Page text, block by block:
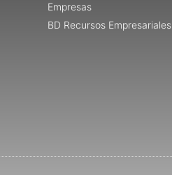
Empresas
BD Recursos Empresariales